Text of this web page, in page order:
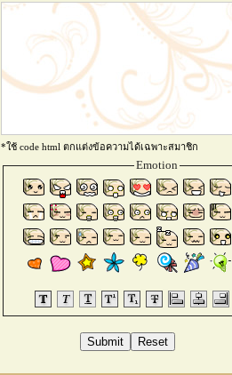
*ใช้ code html ตกแต่งข้อความได้เฉพาะสมาชิก
Emotion